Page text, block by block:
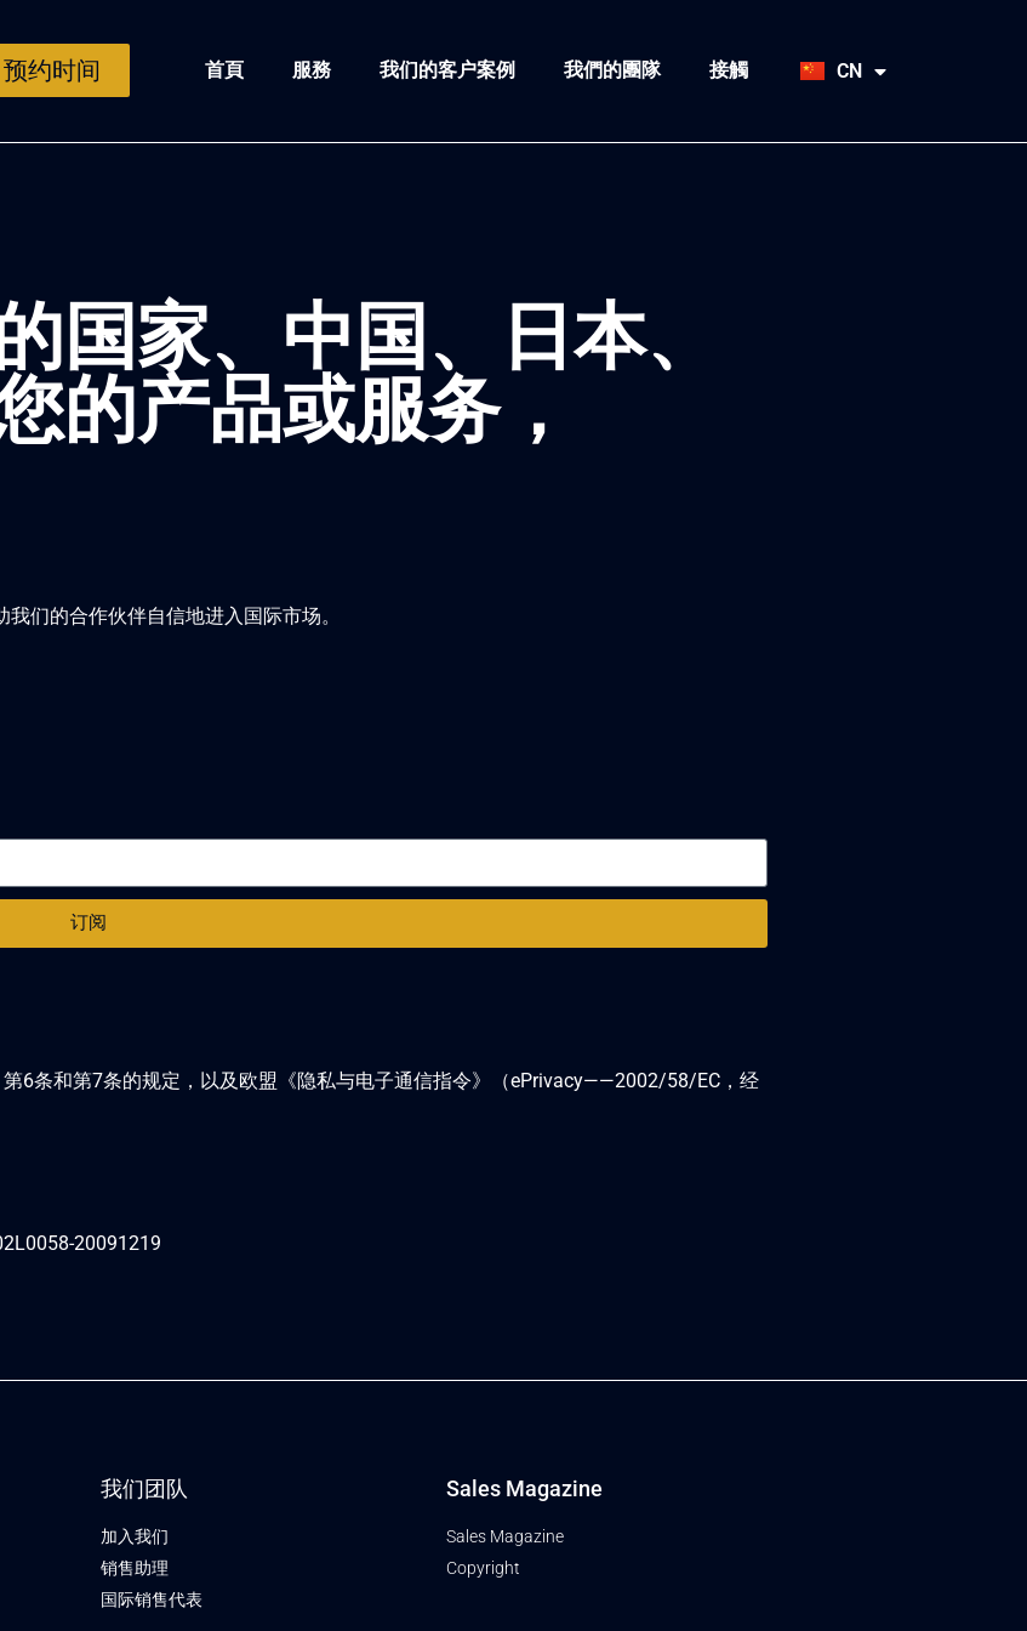
预约时间 首頁 服務 我们的客户案例 我們的團隊 接觸 CN
JA
国家、中国、日本、
的产品或服务，
们的合作伙伴自信地进入国际市场。
订阅
6条和第7条的规定，以及欧盟《隐私与电子通信指令》（ePrivacy——2002/58/EC，经
20091219
我们团队
加入我们
销售助理
国际销售代表​
Sales Magazine
Sales Magazine
Copyright